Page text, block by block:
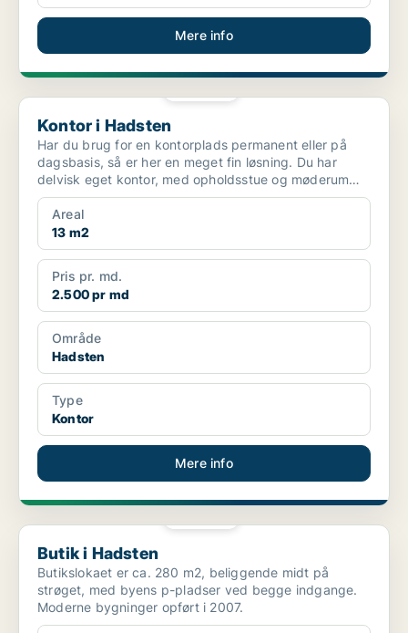
Mere info
Kontor i Hadsten
Kontor i Hadsten
Har du brug for en kontorplads permanent eller på
dagsbasis, så er her en meget fin løsning. Du har
delvisk eget kontor, med opholdsstue og møderum
tæt ved.
Areal
13 m2
Pris pr. md.
2.500 pr md
Område
Hadsten
Type
Kontor
Mere info
Butik i Hadsten
Butik i Hadsten
Butikslokaet er ca. 280 m2, beliggende midt på
strøget, med byens p-pladser ved begge indgange.
Moderne bygninger opført i 2007.